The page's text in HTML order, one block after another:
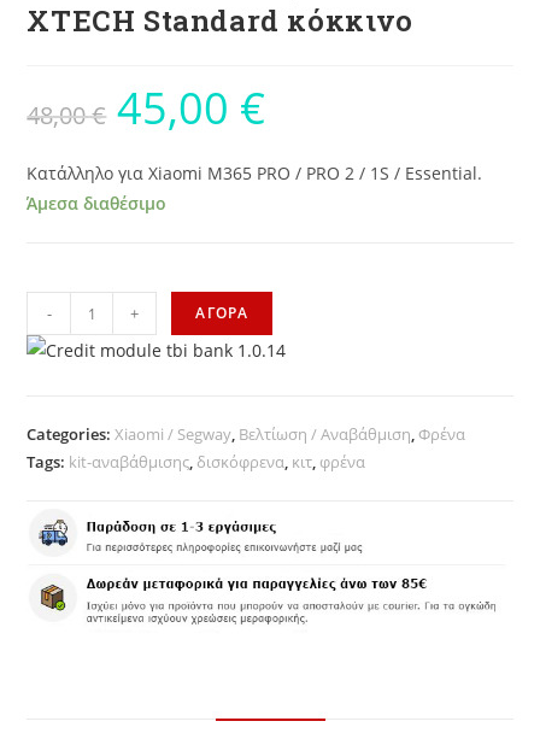
XTECH Standard κόκκινο
48,00€ 45,00 €
Κατάλληλο για Xiaomi M365 PRO / PRO 2 / 1S / Essential.
Άμεσα διαθέσιμο
- + ΑΓΟΡΑ
Categories:Xiaomi / Segway, Βελτίωση / Αναβάθμιση,Φρένα
Tags: kit-αναβάθμισης, δισκόφρενα, κιτ, φρένα